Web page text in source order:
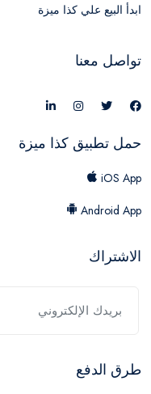
ابدأ البيع علي كذا ميزة
تواصل معنا
حمل تطبيق كذا ميزة
iOS App
Android App
الاشتراك
طرق الدفع